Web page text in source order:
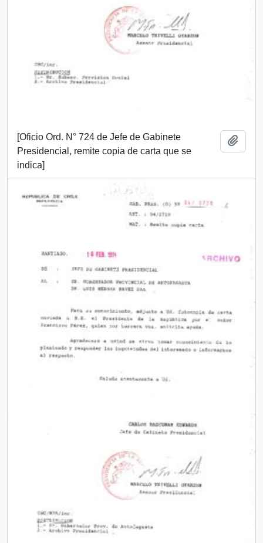
[Oficio Ord. N° 724 de Jefe de Gabinete
Presidencial, remite copia de carta que se
indica]